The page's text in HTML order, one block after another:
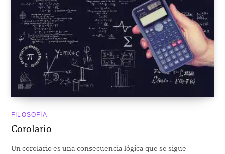
FILOSOFÍA
Corolario
Un corolario es una consecuencia lógica que se sigue